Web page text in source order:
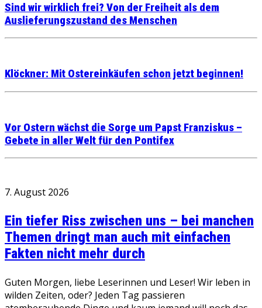
Sind wir wirklich frei? Von der Freiheit als dem
Auslieferungszustand des Menschen
Klöckner: Mit Ostereinkäufen schon jetzt beginnen!
Vor Ostern wächst die Sorge um Papst Franziskus –
Gebete in aller Welt für den Pontifex
7. August 2026
Ein tiefer Riss zwischen uns – bei manchen
Themen dringt man auch mit einfachen
Fakten nicht mehr durch
Guten Morgen, liebe Leserinnen und Leser! Wir leben in
wilden Zeiten, oder? Jeden Tag passieren